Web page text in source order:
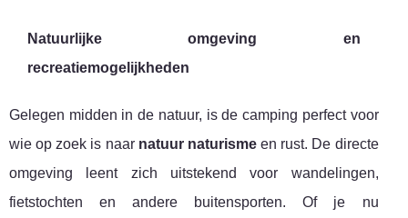
Natuurlijke omgeving en
recreatiemogelijkheden
Gelegen midden in de natuur, is de camping perfect voor
wie op zoek is naar natuur naturismeen rust. De directe
omgeving leent zich uitstekend voor wandelingen,
fietstochten en andere buitensporten. Of je nu